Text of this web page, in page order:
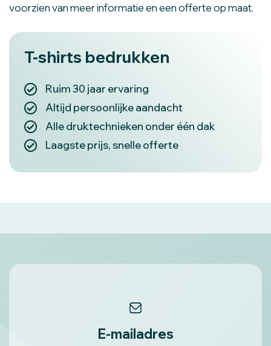
voorzien van meer informatie en een offerte op maat.
T-shirts bedrukken
Ruim 30 jaar ervaring
Altijd persoonlijke aandacht
Alle druktechnieken onder één dak
Laagste prijs, snelle offerte
E-mailadres